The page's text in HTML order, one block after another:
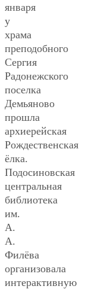
января
у
храма
преподобного
Сергия
Радонежского
поселка
Демьяново
прошла
архиерейская
Рождественская
ёлка.
Подосиновская
центральная
библиотека
им.
А.
А.
Филёва
организовала
интерактивную